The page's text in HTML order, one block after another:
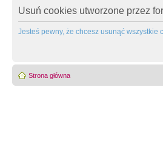
Usuń cookies utworzone przez
Jesteś pewny, że chcesz usunąć wszystkie
Strona główna